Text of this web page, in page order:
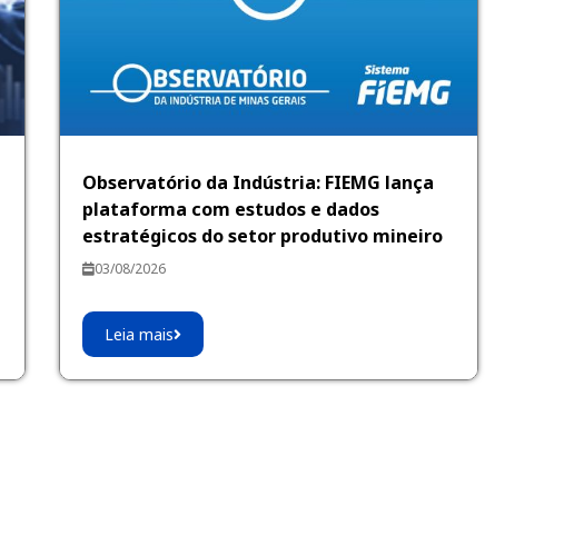
Observatório da Indústria: FIEMG lança
plataforma com estudos e dados
estratégicos do setor produtivo mineiro
03/08/2026
Leia mais